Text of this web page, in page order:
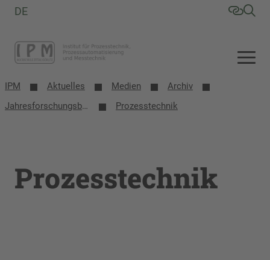
DE
IPM Aktuelles Medien
Archiv
Jahresforschungsbericht 2020
Prozesstechnik
Prozesstechnik